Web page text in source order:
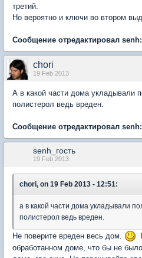
третий.
Но вероятно и ключи во втором
Сообщение отредактировал
chori
19 Feb 2013
А в какой части дома укладывали
полистерол ведь вреден.
Сообщение отредактировал
senh_гость
19 Feb 2013
chori, on 19 Feb 2013 - 12:51:
а в какой части дома укладывали
полистерол ведь вреден.
Не поверите вреден весь дом.
обработанном доме, что бы не